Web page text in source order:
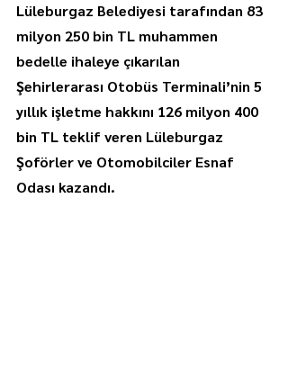
Lüleburgaz Belediyesi tarafından 83
milyon 250 bin TL muhammen
bedelle ihaleye çıkarılan
Şehirlerarası Otobüs Terminali’nin 5
yıllık işletme hakkını 126 milyon 400
bin TL teklif veren Lüleburgaz
Şoförler ve Otomobilciler Esnaf
Odası kazandı.